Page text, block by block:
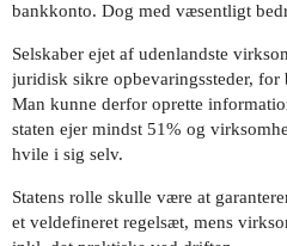
bankkonto. Dog med væsentligt
Selskaber ejet af udenlandste
juridisk sikre opbevaringssteder, for
Man kunne derfor oprette
staten ejer mindst 51% og
hvile i sig selv.
Statens rolle skulle være at
et veldefineret regelsæt, mens